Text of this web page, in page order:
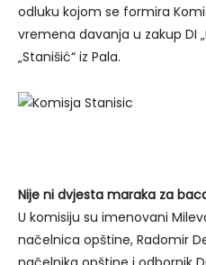
odluku kojom se formira
vremena davanja u zakup DI
„Stanišić“ iz Pala.
Nije ni dvjesta maraka za
U komisiju su imenovani
načelnica opštine, Radomir